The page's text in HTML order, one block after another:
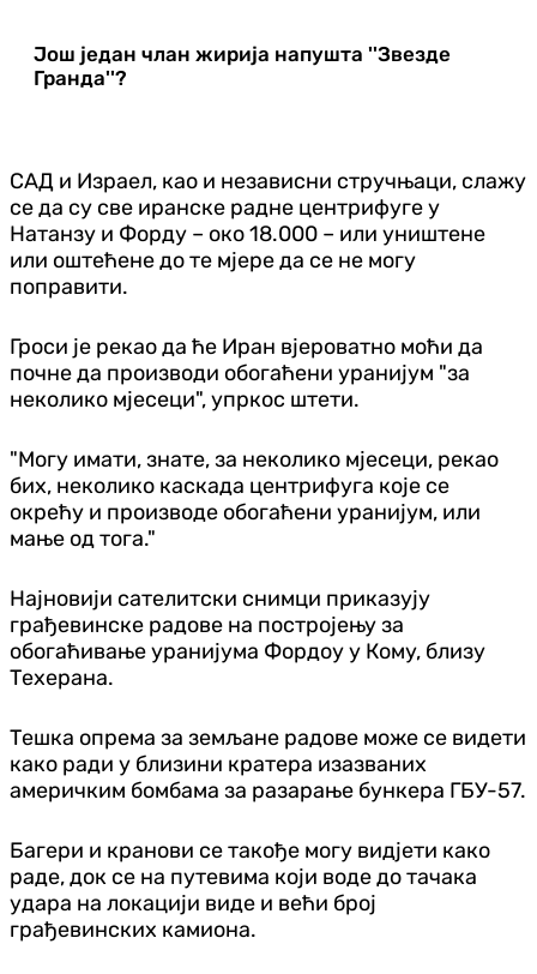
Још један члан жирија напушта ''Звезде
Гранда''?
САД и Израел, као и независни стручњаци, слажу
се да су све иранске радне центрифуге у
Натанзу и Форду – око 18.000 – или уништене
или оштећене до те мјере да се не могу
поправити.
Гроси је рекао да ће Иран вјероватно моћи да
почне да производи обогаћени уранијум "за
неколико мјесеци", упркос штети.
"Могу имати, знате, за неколико мјесеци, рекао
бих, неколико каскада центрифуга које се
окрећу и производе обогаћени уранијум, или
мање од тога."
Најновији сателитски снимци приказују
грађевинске радове на постројењу за
обогаћивање уранијума Фордоу у Кому, близу
Техерана.
Тешка опрема за земљане радове може се видети
како ради у близини кратера изазваних
америчким бомбама за разарање бункера ГБУ-57.
Багери и кранови се такође могу видјети како
раде, док се на путевима који воде до тачака
удара на локацији виде и већи број
грађевинских камиона.